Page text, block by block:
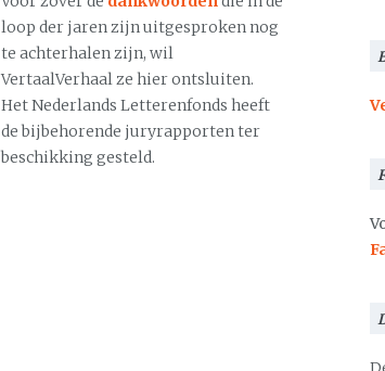
loop der jaren zijn uitgesproken nog
te achterhalen zijn, wil
VertaalVerhaal ze hier ontsluiten.
Het Nederlands Letterenfonds heeft
de bijbehorende juryrapporten ter
beschikking gesteld.